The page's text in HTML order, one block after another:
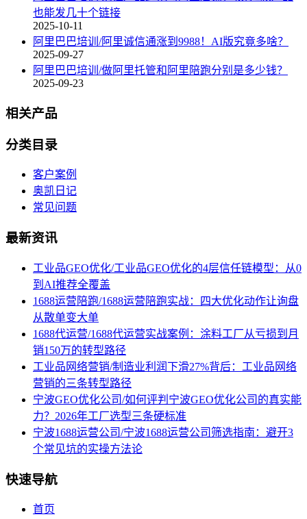
也能发几十个链接
2025-10-11
阿里巴巴培训/阿里诚信通涨到9988！AI版究竟多啥？
2025-09-27
阿里巴巴培训/做阿里托管和阿里陪跑分别是多少钱？
2025-09-23
相关产品
分类目录
客户案例
奥凯日记
常见问题
最新资讯
工业品GEO优化/工业品GEO优化的4层信任链模型：从0
到AI推荐全覆盖
1688运营陪跑/1688运营陪跑实战：四大优化动作让询盘
从散单变大单
1688代运营/1688代运营实战案例：涂料工厂从亏损到月
销150万的转型路径
工业品网络营销/制造业利润下滑27%背后：工业品网络
营销的三条转型路径
宁波GEO优化公司/如何评判宁波GEO优化公司的真实能
力？2026年工厂选型三条硬标准
宁波1688运营公司/宁波1688运营公司筛选指南：避开3
个常见坑的实操方法论
快速导航
首页